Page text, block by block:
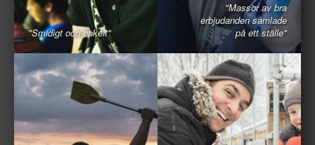
"Smidigt och enkelt"
"Massor av bra
erbjudanden samlade
på ett ställe"